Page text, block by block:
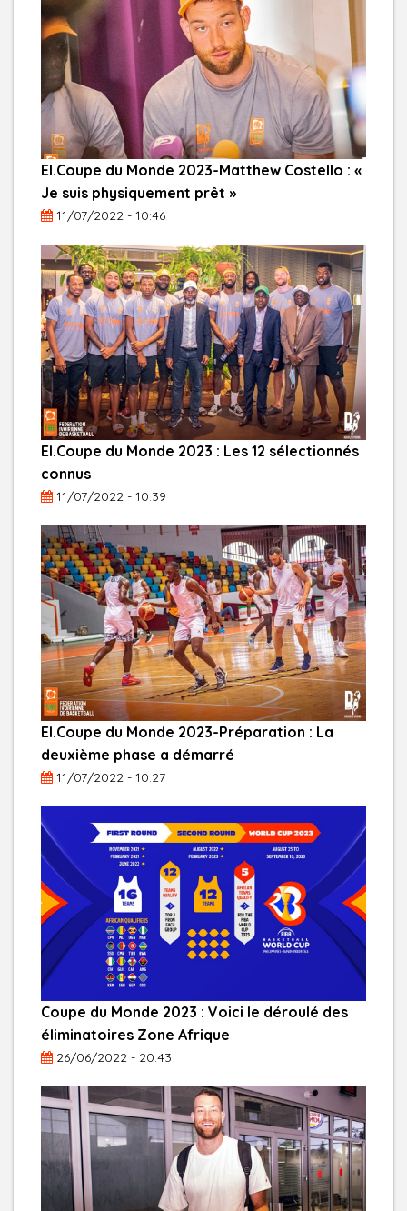
El.Coupe du Monde 2023-Matthew Costello : «
Je suis physiquement prêt »
11/07/2022 - 10:46
El.Coupe du Monde 2023 : Les 12 sélectionnés
connus
11/07/2022 - 10:39
El.Coupe du Monde 2023-Préparation : La
deuxième phase a démarré
11/07/2022 - 10:27
Coupe du Monde 2023 : Voici le déroulé des
éliminatoires Zone Afrique
26/06/2022 - 20:43